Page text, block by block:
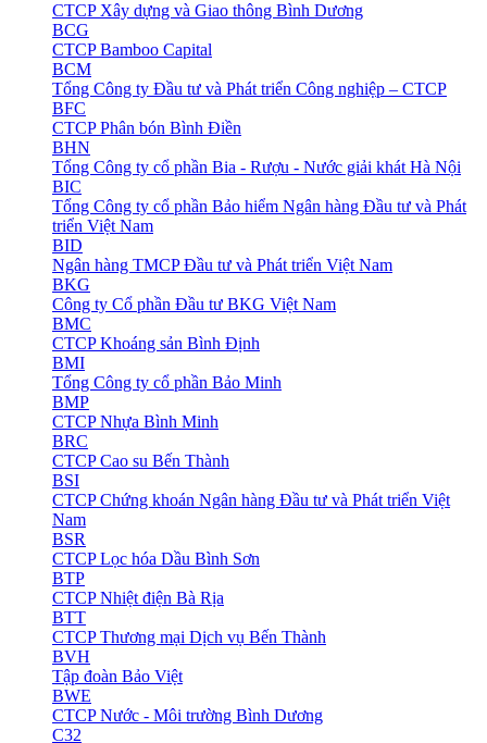
CTCP Xây dựng và Giao thông Bình Dương
BCG
CTCP Bamboo Capital
BCM
Tổng Công ty Đầu tư và Phát triển Công nghiệp – CTCP
BFC
CTCP Phân bón Bình Điền
BHN
Tổng Công ty cổ phần Bia - Rượu - Nước giải khát Hà Nội
BIC
Tổng Công ty cổ phần Bảo hiểm Ngân hàng Đầu tư và Phát
triển Việt Nam
BID
Ngân hàng TMCP Đầu tư và Phát triển Việt Nam
BKG
Công ty Cổ phần Đầu tư BKG Việt Nam
BMC
CTCP Khoáng sản Bình Định
BMI
Tổng Công ty cổ phần Bảo Minh
BMP
CTCP Nhựa Bình Minh
BRC
CTCP Cao su Bến Thành
BSI
CTCP Chứng khoán Ngân hàng Đầu tư và Phát triển Việt
Nam
BSR
CTCP Lọc hóa Dầu Bình Sơn
BTP
CTCP Nhiệt điện Bà Rịa
BTT
CTCP Thương mại Dịch vụ Bến Thành
BVH
Tập đoàn Bảo Việt
BWE
CTCP Nước - Môi trường Bình Dương
C32